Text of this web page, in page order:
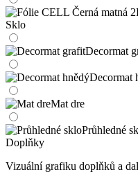
Sklo
Decormat
Decormat
Mat dre
Průhledné
Doplňky
Vizuální grafiku doplňků a